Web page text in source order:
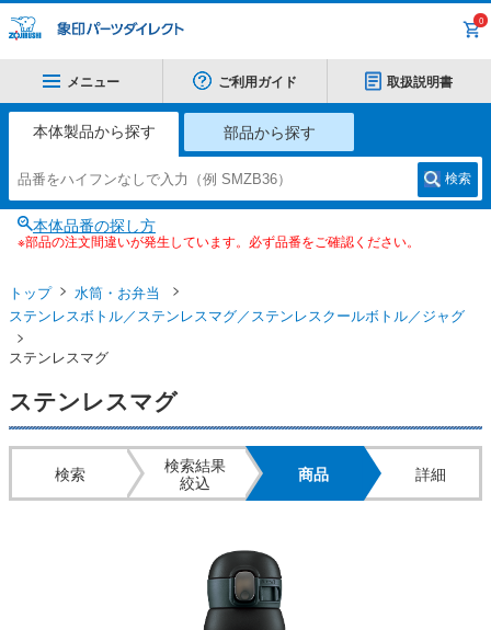
0
メニュー ご利用ガイド 取扱説明書
本体製品から探す 部品から探す
検索
本体品番の探し方
※部品の注文間違いが発生しています。必ず品番をご確認ください。
トップ
水筒・お弁当
ステンレスボトル／ステンレスマグ／ステンレスクールボトル／ジャグ
ステンレスマグ
ステンレスマグ
検索
検索結果
絞込
商品 詳細